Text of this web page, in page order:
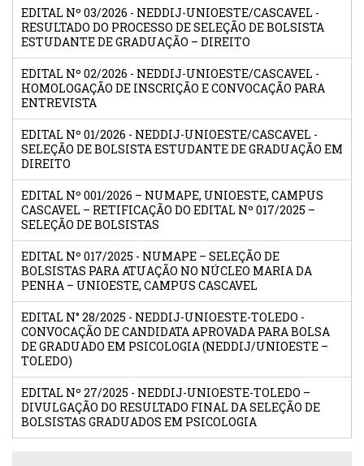
EDITAL Nº 03/2026 - NEDDIJ-UNIOESTE/CASCAVEL -
RESULTADO DO PROCESSO DE SELEÇÃO DE BOLSISTA
ESTUDANTE DE GRADUAÇÃO – DIREITO
EDITAL Nº 02/2026 - NEDDIJ-UNIOESTE/CASCAVEL -
HOMOLOGAÇÃO DE INSCRIÇÃO E CONVOCAÇÃO PARA
ENTREVISTA
EDITAL Nº 01/2026 - NEDDIJ-UNIOESTE/CASCAVEL -
SELEÇÃO DE BOLSISTA ESTUDANTE DE GRADUAÇÃO EM
DIREITO
EDITAL Nº 001/2026 – NUMAPE, UNIOESTE, CAMPUS
CASCAVEL – RETIFICAÇÃO DO EDITAL Nº 017/2025 –
SELEÇÃO DE BOLSISTAS
EDITAL Nº 017/2025 - NUMAPE – SELEÇÃO DE
BOLSISTAS PARA ATUAÇÃO NO NÚCLEO MARIA DA
PENHA – UNIOESTE, CAMPUS CASCAVEL
EDITAL N° 28/2025 - NEDDIJ-UNIOESTE-TOLEDO -
CONVOCAÇÃO DE CANDIDATA APROVADA PARA BOLSA
DE GRADUADO EM PSICOLOGIA (NEDDIJ/UNIOESTE –
TOLEDO)
EDITAL Nº 27/2025 - NEDDIJ-UNIOESTE-TOLEDO –
DIVULGAÇÃO DO RESULTADO FINAL DA SELEÇÃO DE
BOLSISTAS GRADUADOS EM PSICOLOGIA